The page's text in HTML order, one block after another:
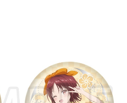
カデミア』10周年